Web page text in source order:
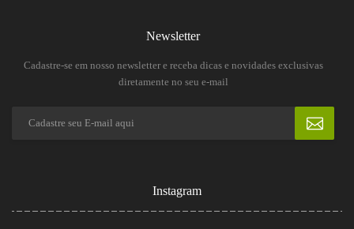
Newsletter
Cadastre-se em nosso newsletter e receba dicas e novidades exclusivas
diretamente no seu e-mail
Instagram